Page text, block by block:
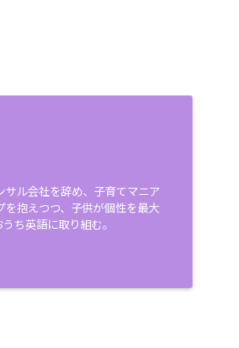
サル会社を辞め、子育てマニア
を抱えつつ、子供が個性を最大
ち英語に取り組む。